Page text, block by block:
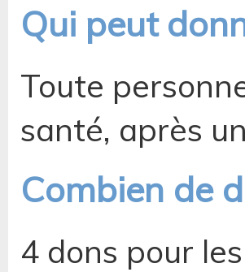
Qui peut
Toute
santé, après
Combien de
4 dons pour